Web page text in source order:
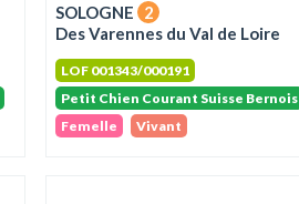
SOLOGNE
2
Des Varennes du Val de Loire
LOF 001343/000191
Petit Chien Courant Suisse Bernois
Femelle
Vivant